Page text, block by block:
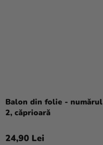
Balon din folie - numărul
2, căprioară
24,90 Lei